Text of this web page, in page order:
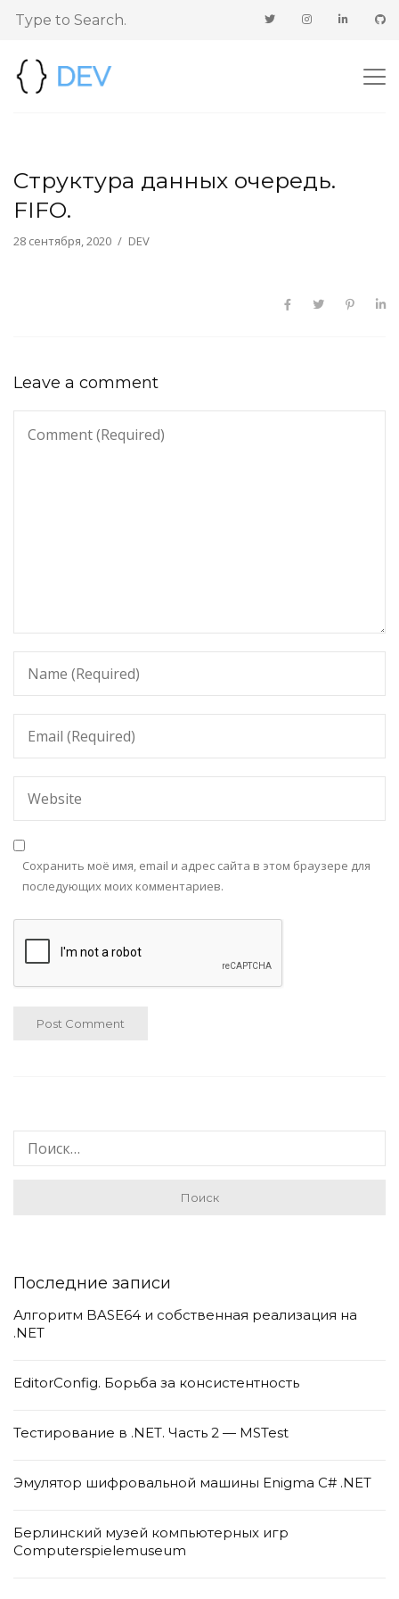
Структура данных очередь.
FIFO.
28 сентября, 2020 DEV
Leave a comment
Сохранить моё имя, email и адрес сайта в этом браузере для
последующих моих комментариев.
Последние записи
Алгоритм BASE64 и собственная реализация на
.NET
EditorConfig. Борьба за консистентность
Тестирование в .NET. Часть 2 — MSTest
Эмулятор шифровальной машины Enigma C# .NET
Берлинский музей компьютерных игр
Computerspielemuseum